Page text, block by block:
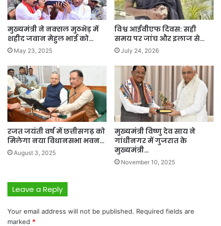
मुख्यमंत्री ने नक्सल मुठभेड़ में
शहीद जवान मेहुल भाई को…
May 23, 2025
विश्व आईवीएफ दिवस: सही
समय पर जांच और इलाज से…
July 24, 2026
रजत जयंती वर्ष में छत्तीसगढ़ को
मिलेगा नया विधानसभा भवन…
August 3, 2025
मुख्यमंत्री विष्णु देव साय ने
गांधीनगर में गुजरात के
मुख्यमंत्री…
November 10, 2025
Leave a Reply
Your email address will not be published. Required fields are
marked *